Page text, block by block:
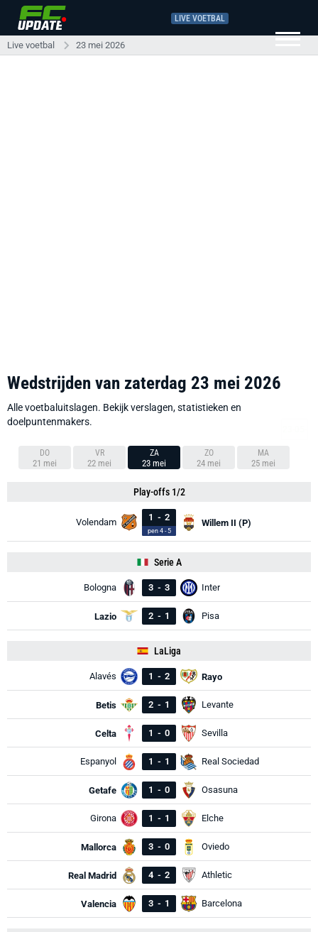
LIVE VOETBAL
Live voetbal 23 mei 2026
Wedstrijden van zaterdag 23 mei 2026
Alle voetbaluitslagen. Bekijk verslagen, statistieken en
doelpuntenmakers.
DO
21 mei
VR
22 mei
ZA
23 mei
ZO
24 mei
MA
25 mei
Play-offs 1/2
Volendam 1 - 2
pen 4 - 5
Willem II (P)
Serie A
Bologna 3 - 3 Inter
Lazio 2 - 1 Pisa
LaLiga
Alavés 1 - 2 Rayo
Betis 2 - 1 Levante
Celta 1 - 0 Sevilla
Espanyol 1 - 1 Real Sociedad
Getafe 1 - 0 Osasuna
Girona 1 - 1 Elche
Mallorca 3 - 0 Oviedo
Real Madrid 4 - 2 Athletic
Valencia 3 - 1 Barcelona